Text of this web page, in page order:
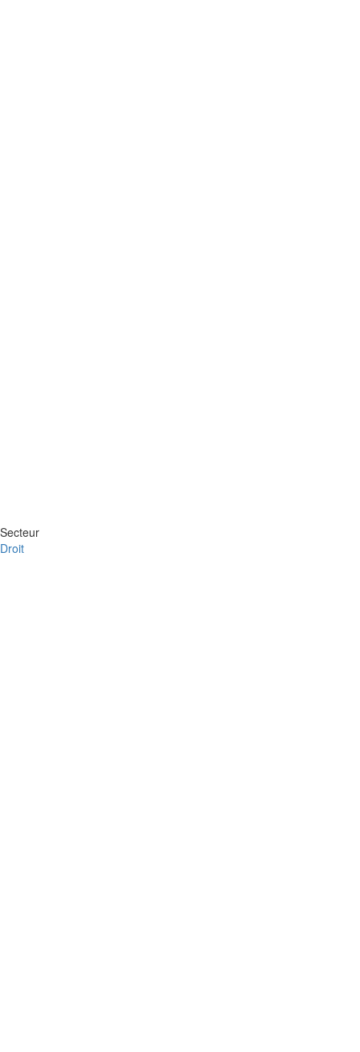
Secteur
Droit